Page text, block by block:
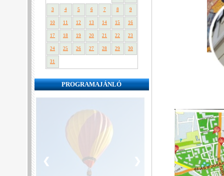
3 4 5 6 7 8 9
10 11 12 13 14 15 16
17 18 19 20 21 22 23
24 25 26 27 28 29 30
31
PROGRAMAJÁNLÓ
❮